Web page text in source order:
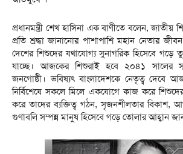
প্রধানমন্ত্রী শেখ হাসিনা এক বাণীতে বলেন, জাতীয়
প্রতি শ্রদ্ধা জানানোর পাশাপাশি মহান নেতার
দেশের শিশুদের যথাযোগ্য সুনাগরিক হিসেবে
যাচ্ছে। আজকের শিশুরাই হবে ২০৪১ সালের
জনগোষ্ঠী। ভবিষ্যৎ বাংলাদেশকে নেতৃত্ব দেবে
নির্বিশেষে সকলে মিলে একযোগে কাজ করে
করে তাদের ব্যক্তিত্ব গঠন, সৃজনশীলতার বিকাশ,
গুণাবলি সম্পন্ন মানুষ হিসেবে গড়ে তোলার আহ্বান